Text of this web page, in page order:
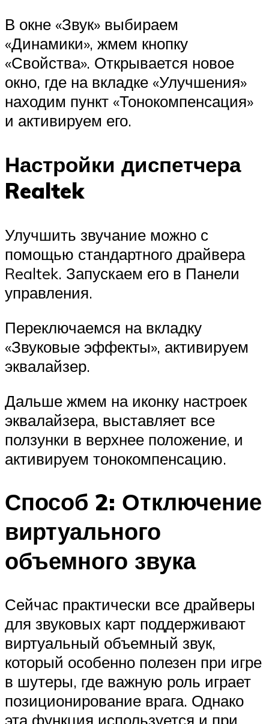
В окне «Звук» выбираем
«Динамики», жмем кнопку
«Свойства». Открывается новое
окно, где на вкладке «Улучшения»
находим пункт «Тонокомпенсация»
и активируем его.
Настройки диспетчера
Realtek
Улучшить звучание можно с
помощью стандартного драйвера
Realtek. Запускаем его в Панели
управления.
Переключаемся на вкладку
«Звуковые эффекты», активируем
эквалайзер.
Дальше жмем на иконку настроек
эквалайзера, выставляет все
ползунки в верхнее положение, и
активируем тонокомпенсацию.
Способ 2: Отключение
виртуального
объемного звука
Сейчас практически все драйверы
для звуковых карт поддерживают
виртуальный объемный звук,
который особенно полезен при игре
в шутеры, где важную роль играет
позиционирование врага. Однако
эта функция используется и при